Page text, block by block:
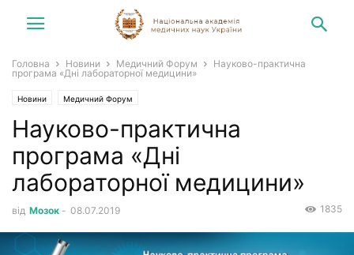
Головна Новини Медичний Форум
Науково-практична
програма «Дні лабораторної медицини»
Новини Медичний Форум
Науково-практична
програма «Дні
лабораторної медицини»
від Мозок - 08.07.2019 1835